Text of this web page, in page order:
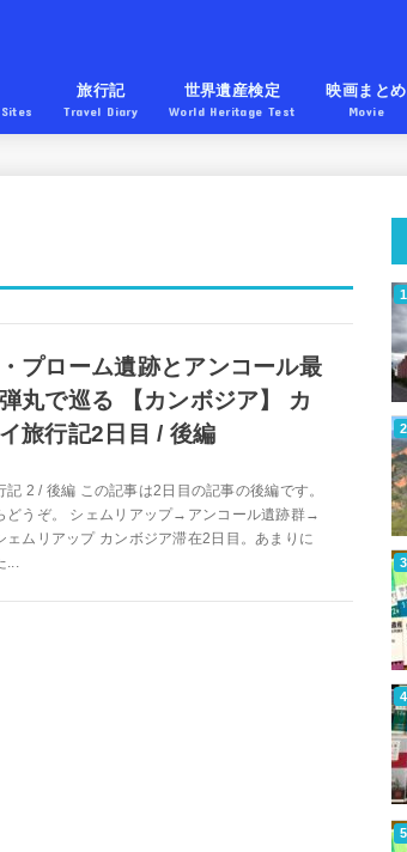
旅行記
Travel Diary
世界遺産検定
World Heritage Test
映画まとめ
Movie
プローム遺跡とアンコール最
丸で巡る 【カンボジア】 カ
旅行記2日目 / 後編
記 2 / 後編 この記事は2日目の記事の後編です。
どうぞ。 シェムリアップ→アンコール遺跡群→
ムリアップ カンボジア滞在2日目。あまりに